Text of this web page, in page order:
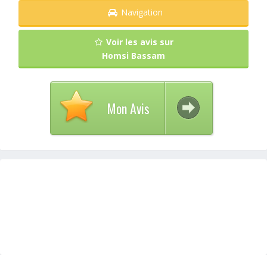
Navigation
Voir les avis sur
Homsi Bassam
Mon Avis